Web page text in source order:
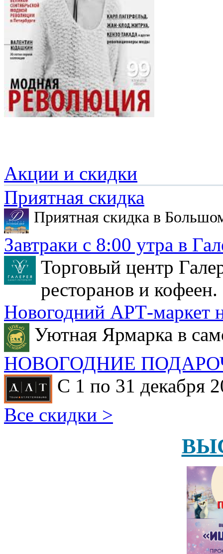
Акции и скидки
Приятная скидка
Приятная скидка в
Завтраки с 8:00 утра в
Торговый центр
ресторанов и кофеен.
Новогодний АРТ-маркет
Уютная Ярмарка в
НОВОГОДНИЕ
С 1 по 31 декабря
Все скидки >